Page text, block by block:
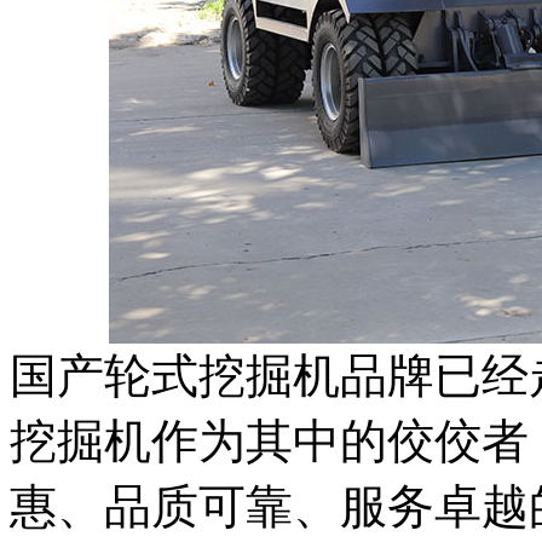
国产轮式挖掘机品牌已
挖掘机作为其中的佼佼
惠、品质可靠、服务卓